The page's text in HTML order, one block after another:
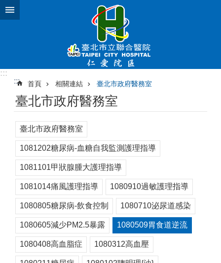
跳到主要內容區塊
:::
:::
首頁 相關連結 臺北市政府醫務室
臺北市政府醫務室
臺北市政府醫務室
1081202糖尿病-血糖自我監測護理指導
1081101甲狀腺腫大護理指導
1081014痛風護理指導 1080910過敏護理指導
1080805糖尿病-飲食控制 1080710泌尿道感染
1080605減少PM2.5暴露 1080509胃食道逆流
1080408高血脂症 1080312高血壓